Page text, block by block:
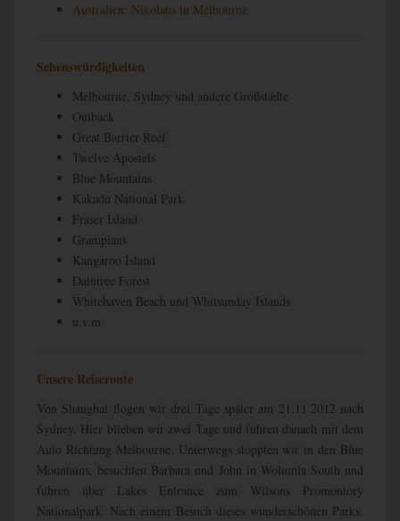
Australien: Nikolaus in Melbourne
Sehenswürdigkeiten
Melbourne, Sydney und andere Großstädte
Outback
Great Barrier Reef
Twelve Apostels
Blue Mountains
Kakadu National Park
Fraser Island
Grampians
Kangaroo Island
Daintree Forest
Whitehaven Beach und Whitsunday Islands
u.v.m
Unsere Reiseroute
Von Shanghai flogen wir drei Tage später am 21.11.2012 nach
Sydney. Hier blieben wir zwei Tage und fuhren danach mit dem
Auto Richtung Melbourne. Unterwegs stoppten wir in den Blue
Mountains, besuchten Barbara und John in Wolumla South und
fuhren über Lakes Entrance zum Wilsons Promontory
Nationalpark. Nach einem Besuch dieses wunderschönen Parks,